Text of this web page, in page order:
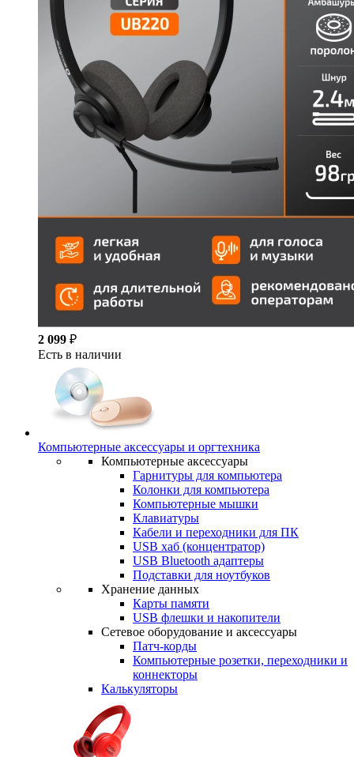
2 099 ₽
Есть в наличии
Компьютерные аксессуары и оргтехника
Компьютерные аксессуары
Гарнитуры для компьютера
Колонки для компьютера
Компьютерные мышки
Клавиатуры
Кабели и переходники для ПК
USB хаб (концентратор)
USB Bluetooth адаптеры
Подставки для ноутбуков
Хранение данных
Карты памяти
USB флешки и накопители
Сетевое оборудование и аксессуары
Патч-корды
Компьютерные розетки, переходники и
коннекторы
Калькуляторы